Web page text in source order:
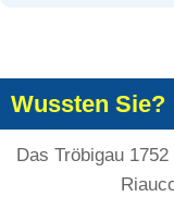
Wussten Sie?
Das Tröbigau